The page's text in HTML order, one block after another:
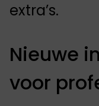
extra’s.
Nieuwe
voor